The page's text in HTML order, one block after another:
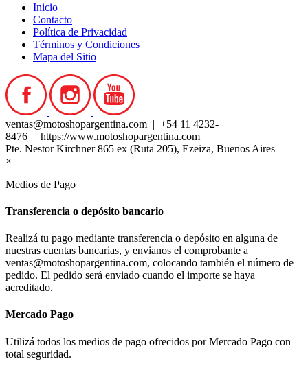
Inicio
Contacto
Política de Privacidad
Términos y Condiciones
Mapa del Sitio
ventas@motoshopargentina.com | +54 11 4232-
8476 | https://www.motoshopargentina.com
Pte. Nestor Kirchner 865 ex (Ruta 205), Ezeiza, Buenos Aires
×
Medios de Pago
Transferencia o depósito bancario
Realizá tu pago mediante transferencia o depósito en alguna de
nuestras cuentas bancarias, y envianos el comprobante a
ventas@motoshopargentina.com, colocando también el número de
pedido. El pedido será enviado cuando el importe se haya
acreditado.
Mercado Pago
Utilizá todos los medios de pago ofrecidos por Mercado Pago con
total seguridad.